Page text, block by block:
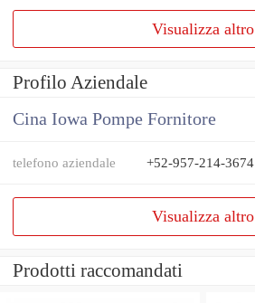
Visualizza altro
Profilo Aziendale
Cina Iowa Pompe Fornitore
telefono aziendale +52-957-214-3674
Visualizza altro
Prodotti raccomandati